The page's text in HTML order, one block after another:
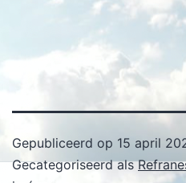
Gepubliceerd op 15 april
Gecategoriseerd als